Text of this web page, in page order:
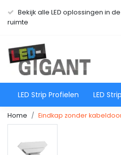
Bekijk alle LED oplossingen in
ruimte
LED Strip Profielen LED
Home Eindkap zonder